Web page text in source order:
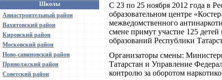
Школы
Авиастроительный район
Вахитовский район
Кировский район
Московский район
Ново-савиновский район
Приволжский район
Советский район
С 23 по 25 ноября 2012 года в
образовательном центре
межведомственного
смене примут участие 125
образований Республики
Организаторы смены:
Татарстан и Управление
контролю за оборотом